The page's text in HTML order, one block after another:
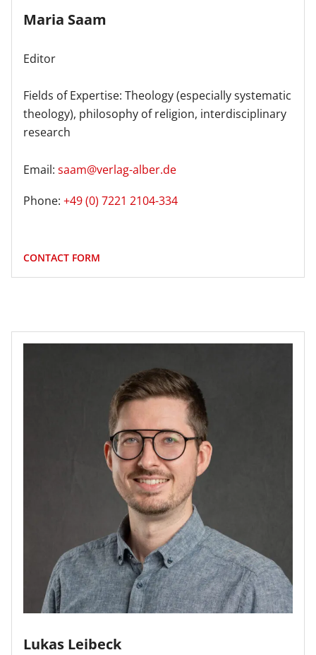
Maria Saam
Editor
Fields of Expertise: Theology (especially systematic
theology), philosophy of religion, interdisciplinary
research
Email: saam@verlag-alber.de
Phone: +49 (0) 7221 2104-334
CONTACT FORM
Lukas Leibeck